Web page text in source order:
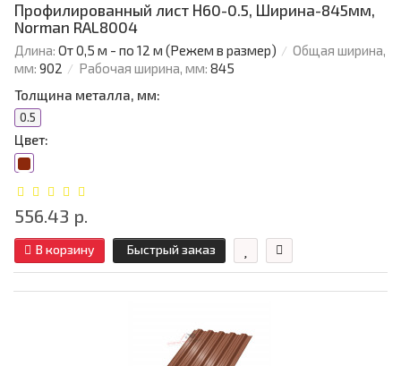
Профилированный лист Н60-0.5, Ширина-845мм,
Norman RAL8004
Длина: От 0,5 м - по 12 м (Режем в размер)
Общая ширина,
мм: 902 Рабочая ширина, мм: 845
Толщина металла, мм:
0.5
Цвет:
556.43 р.
В корзину Быстрый заказ